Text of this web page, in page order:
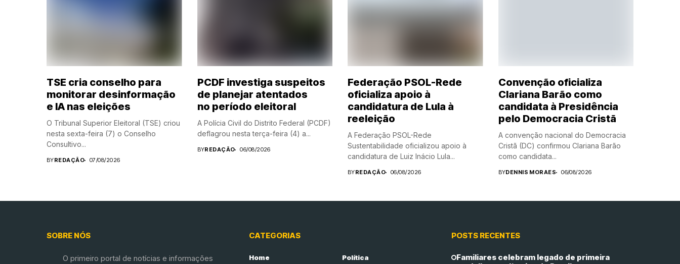
TSE cria conselho para
monitorar desinformação
e IA nas eleições
O Tribunal Superior Eleitoral (TSE) criou
nesta sexta-feira (7) o Conselho
Consultivo...
BYREDAÇÃO 07/08/2026
PCDF investiga suspeitos
de planejar atentados
no período eleitoral
A Polícia Civil do Distrito Federal (PCDF)
deflagrou nesta terça-feira (4) a...
BYREDAÇÃO 06/08/2026
Federação PSOL-Rede
oficializa apoio à
candidatura de Lula à
reeleição
A Federação PSOL-Rede
Sustentabilidade oficializou apoio à
candidatura de Luiz Inácio Lula...
BYREDAÇÃO 06/08/2026
Convenção oficializa
Clariana Barão como
candidata à Presidência
pelo Democracia Cristã
A convenção nacional do Democracia
Cristã (DC) confirmou Clariana Barão
como candidata...
BYDENNIS MORAES 06/08/2026
SOBRE NÓS
O primeiro portal de notícias e informações
CATEGORIAS
Home Política
POSTS RECENTES
Familiares celebram legado de primeira